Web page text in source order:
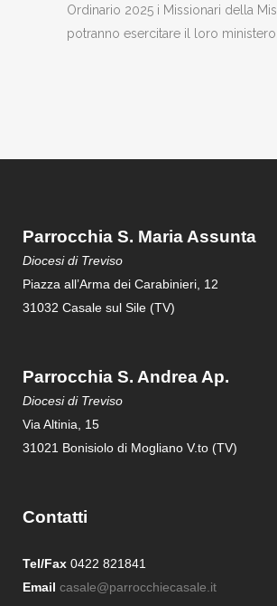
Ordinario 2025 i Missionari della
potranno esercitare il loro ministero.
Parrocchia S. Maria Assunta
Diocesi di Treviso
Piazza all’Arma dei Carabinieri, 12
31032 Casale sul Sile (TV)
Parrocchia S. Andrea Ap.
Diocesi di Treviso
Via Altinia, 15
31021 Bonisiolo di Mogliano V.to (TV)
Contatti
Tel/Fax 0422 821841
Email casale@parrocchiecasale.it